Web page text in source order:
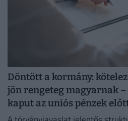
Döntött a kormány:
jön rengeteg magyarnak
kaput az uniós pénzek